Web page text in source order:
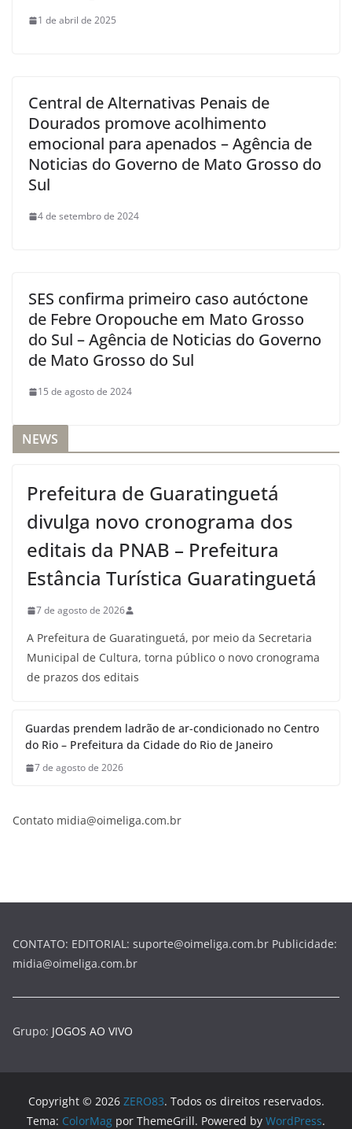
1 de abril de 2025
Central de Alternativas Penais de
Dourados promove acolhimento
emocional para apenados – Agência de
Noticias do Governo de Mato Grosso do
Sul
4 de setembro de 2024
SES confirma primeiro caso autóctone
de Febre Oropouche em Mato Grosso
do Sul – Agência de Noticias do Governo
de Mato Grosso do Sul
15 de agosto de 2024
NEWS
Prefeitura de Guaratinguetá
divulga novo cronograma dos
editais da PNAB – Prefeitura
Estância Turística Guaratinguetá
7 de agosto de 2026
A Prefeitura de Guaratinguetá, por meio da Secretaria
Municipal de Cultura, torna público o novo cronograma
de prazos dos editais
Guardas prendem ladrão de ar-condicionado no Centro
do Rio – Prefeitura da Cidade do Rio de Janeiro
7 de agosto de 2026
Contato midia@oimeliga.com.br
CONTATO: EDITORIAL: suporte@oimeliga.com.br Publicidade:
midia@oimeliga.com.br
Grupo: JOGOS AO VIVO
Copyright © 2026 ZERO83. Todos os direitos reservados.
Tema: ColorMag por ThemeGrill. Powered by WordPress.